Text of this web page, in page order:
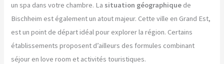
un spa dans votre chambre. La situation géographique de
Bischheim est également un atout majeur. Cette ville en Grand Est,
est un point de départ idéal pour explorer la région. Certains
établissements proposent d’ailleurs des formules combinant
séjour en love room et activités touristiques.